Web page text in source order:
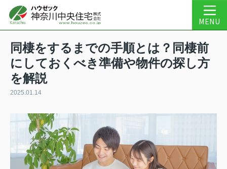
MENU
同棲をするまでの手順とは？同棲前
にしておくべき準備や物件の探し方
を解説
2025.01.14